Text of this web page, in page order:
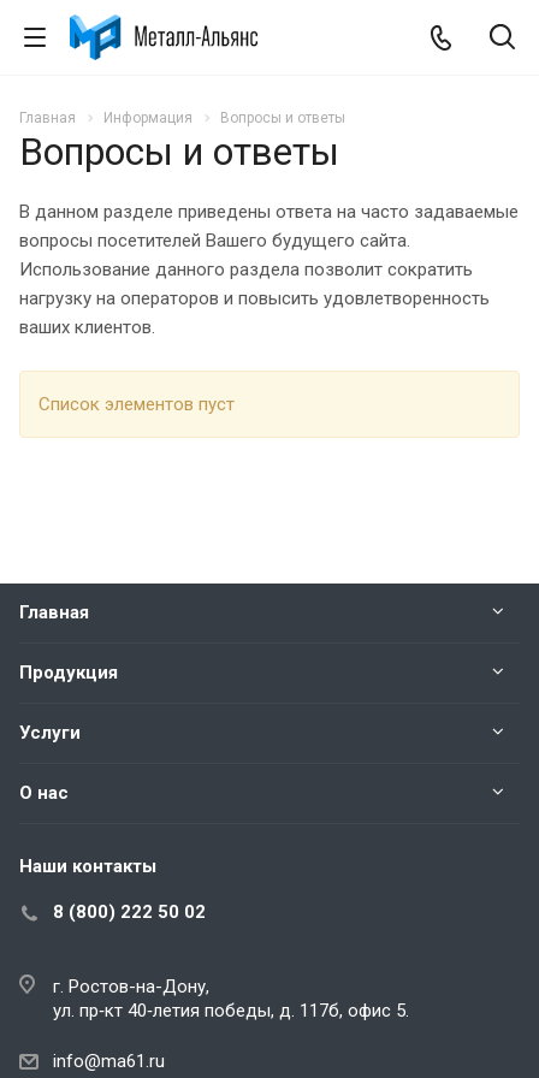
Главная Информация Вопросы и ответы
Вопросы и ответы
В данном разделе приведены ответа на часто задаваемые
вопросы посетителей Вашего будущего сайта.
Использование данного раздела позволит сократить
нагрузку на операторов и повысить удовлетворенность
ваших клиентов.
Список элементов пуст
Главная
Продукция
Услуги
О нас
Наши контакты
8 (800) 222 50 02
г. Ростов-на-Дону,
ул. пр‑кт 40‑летия победы, д. 117б, офис 5.
info@ma61.ru